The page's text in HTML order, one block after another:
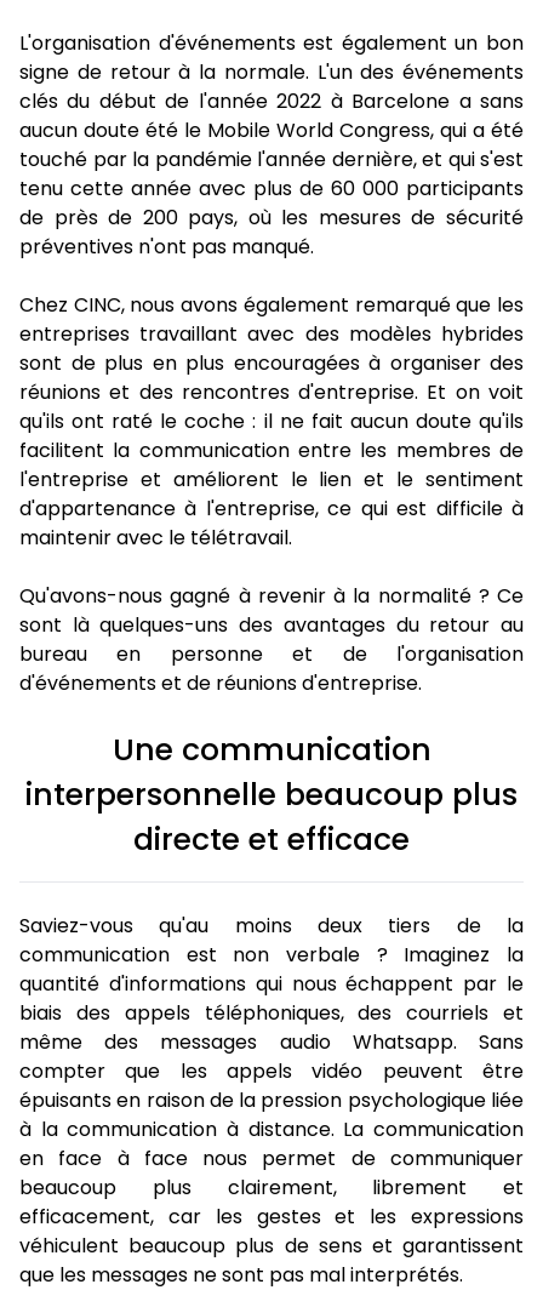
L'organisation d'événements est également un bon
signe de retour à la normale. L'un des événements
clés du début de l'année 2022 à Barcelone a sans
aucun doute été le Mobile World Congress, qui a été
touché par la pandémie l'année dernière, et qui s'est
tenu cette année avec plus de 60 000 participants
de près de 200 pays, où les mesures de sécurité
préventives n'ont pas manqué.
Chez CINC, nous avons également remarqué que les
entreprises travaillant avec des modèles hybrides
sont de plus en plus encouragées à organiser des
réunions et des rencontres d'entreprise. Et on voit
qu'ils ont raté le coche : il ne fait aucun doute qu'ils
facilitent la communication entre les membres de
l'entreprise et améliorent le lien et le sentiment
d'appartenance à l'entreprise, ce qui est difficile à
maintenir avec le télétravail.
Qu'avons-nous gagné à revenir à la normalité ? Ce
sont là quelques-uns des avantages du retour au
bureau en personne et de l'organisation
d'événements et de réunions d'entreprise.
Une communication
interpersonnelle beaucoup plus
directe et efficace
Saviez-vous qu'au moins deux tiers de la
communication est non verbale ? Imaginez la
quantité d'informations qui nous échappent par le
biais des appels téléphoniques, des courriels et
même des messages audio Whatsapp. Sans
compter que les appels vidéo peuvent être
épuisants en raison de la pression psychologique liée
à la communication à distance. La communication
en face à face nous permet de communiquer
beaucoup plus clairement, librement et
efficacement, car les gestes et les expressions
véhiculent beaucoup plus de sens et garantissent
que les messages ne sont pas mal interprétés.